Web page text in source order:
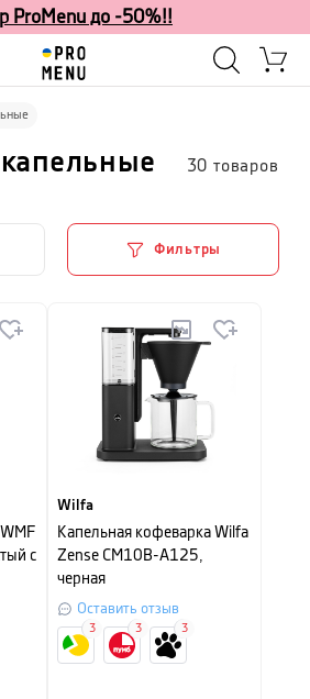
ProMenu до -50%!!
30 товаров
Фильтры
с
Wilfa
Капельная кофеварка Wilfa
Zense CM10B-A125,
черная
Оставить отзыв
3 3 3